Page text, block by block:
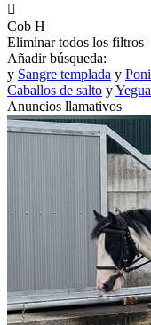

Cob H
Eliminar todos los filtros
Añadir búsqueda:
y Sangre templada y Poni
Caballos de salto yYegua
Anuncios llamativos